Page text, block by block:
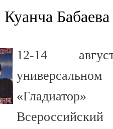
Бабаева
12-14